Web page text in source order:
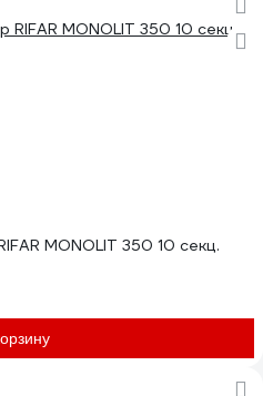
MONOLIT 350 10 секц.